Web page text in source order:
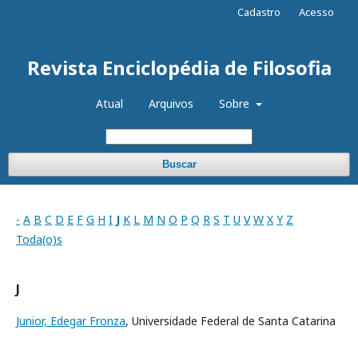
Revista Enciclopédia de Filosofia
Atual Arquivos Sobre
Buscar
Cadastro Acesso
- A B C D E F G H I J K L M N O P Q R S T U V W X Y Z
Toda(o)s
J
Junior, Edegar Fronza, Universidade Federal de Santa Catarina